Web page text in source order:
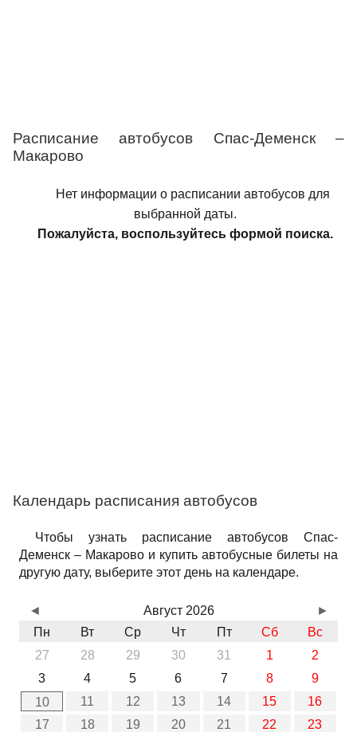
Расписание автобусов Спас-Деменск –
Макарово
Нет информации о расписании автобусов для
выбранной даты.
Пожалуйста, воспользуйтесь формой поиска.
Календарь расписания автобусов
Чтобы узнать расписание автобусов Спас-
Деменск – Макарово и купить автобусные билеты на
другую дату, выберите этот день на календаре.
Август 2026
Пн
Вт Ср Чт Пт Сб
Вс
27
28 29 30 31 1
2
3
4 5 6 7 8
9
10
11 12 13 14 15
16
17
18 19 20 21 22
23
◄ ►